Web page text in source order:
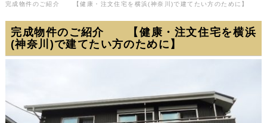
完成物件のご紹介 【健康・注文住宅を横浜(神奈川)で建てたい方のために】
完成物件のご紹介 【健康・注文住宅を横浜
(神奈川)で建てたい方のために】